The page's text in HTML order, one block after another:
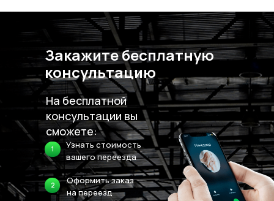
Закажите бесплатную
консультацию
На бесплатной
консультации вы
сможете:
Узнать стоимость
вашего переезда
1
Оформить заказ
на переезд
2